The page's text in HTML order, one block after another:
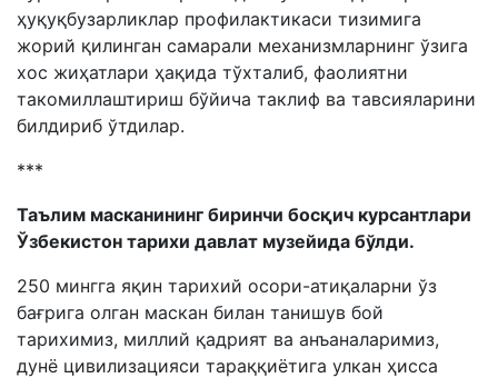
ҳуқуқбузарликлар профилактикаси тизимига
жорий қилинган самарали механизмларнинг ўзига
хос жиҳатлари ҳақида тўхталиб, фаолиятни
такомиллаштириш бўйича таклиф ва тавсияларини
билдириб ўтдилар.
***
Таълим масканининг биринчи босқич курсантлари
Ўзбекистон тарихи давлат музейида бўлди.
250 мингга яқин тарихий осори-атиқаларни ўз
бағрига олган маскан билан танишув бой
тарихимиз, миллий қадрият ва анъаналаримиз,
дунё цивилизацияси тараққиётига улкан ҳисса